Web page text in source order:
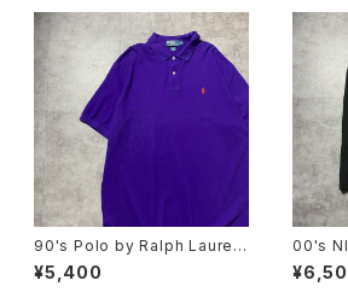
カーシャツ
90's Polo by Ralph Lauren
ポロバイラルフローレン 刺繍
ワンポイント ポニー パープ
¥5,400
00's
ュ 刺
ブラッ